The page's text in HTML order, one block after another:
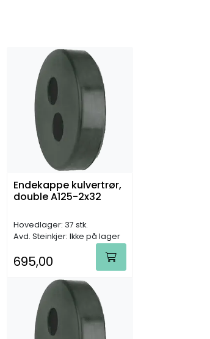
Endekappe kulvertrør,
double A125-2x32
Hovedlager: 37 stk.
Avd. Steinkjer: Ikke på lager
695,00